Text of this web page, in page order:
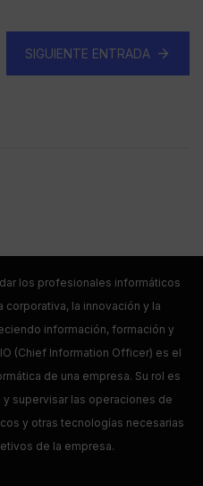
SIGUIENTE ENTRADA
los profesionales informáticos
la innovación y la
información, formación y
(Chief Information Officer) es el
de una empresa. Su rol es
supervisar las operaciones de
y otras tecnologías necesarias
de la empresa.